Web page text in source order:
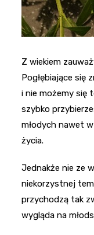
Z wiekiem
Pogłębiające się
i nie możemy się
szybko
młodych nawet
życia.
Jednakże nie ze
niekorzystnej
przychodzą tak
wygląda na